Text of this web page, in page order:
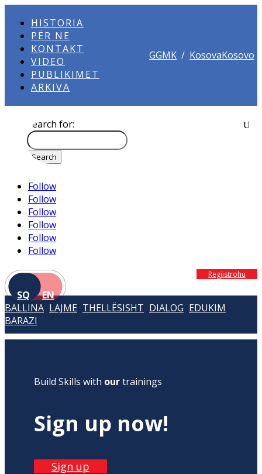
HISTORIA
PËR NE
KONTAKT
VIDEO
PUBLIKIMET
ARKIVA
GGMK / KosovaKosovo
Search for:
Follow
Follow
Follow
Follow
Follow
Follow
SQ EN
Regjistrohu
BALLINA LAJME THELLËSISHT DIALOG EDUKIM
BARAZI
Build Skills with ourtrainings
Sign up now!
Sign up